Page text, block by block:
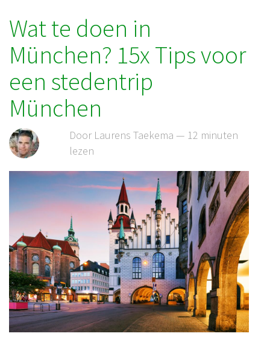
Wat te doen in
München? 15x Tips voor
een stedentrip
München
Door Laurens Taekema — 12 minuten
lezen